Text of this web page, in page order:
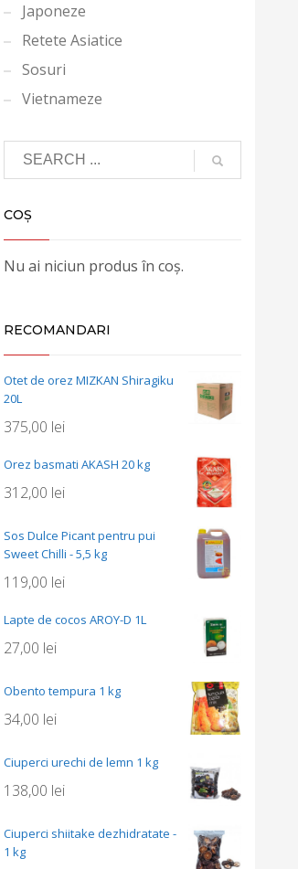
Japoneze
Retete Asiatice
Sosuri
Vietnameze
COȘ
Nu ai niciun produs în coș.
RECOMANDARI
Otet de orez MIZKAN Shiragiku
20L
375,00 lei
Orez basmati AKASH 20 kg
312,00 lei
Sos Dulce Picant pentru pui
Sweet Chilli - 5,5 kg
119,00 lei
Lapte de cocos AROY-D 1L
27,00 lei
Obento tempura 1 kg
34,00 lei
Ciuperci urechi de lemn 1 kg
138,00 lei
Ciuperci shiitake dezhidratate -
1 kg